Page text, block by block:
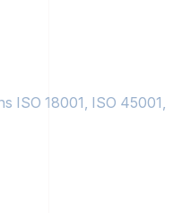
ISO 18001, ISO 45001,